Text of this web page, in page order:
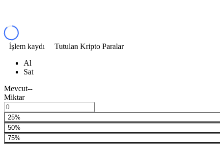
İşlem kaydı
Tutulan Kripto Paralar
Al
Sat
Mevcut--
Miktar
25%
50%
75%